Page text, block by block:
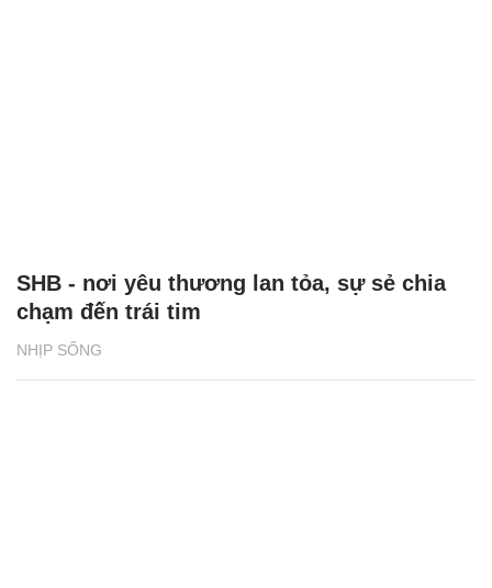
NHỊP SỐNG
SHB - nơi yêu thương lan tỏa, sự sẻ chia
chạm đến trái tim